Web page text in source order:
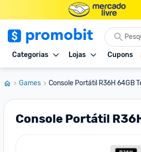
Categorias Lojas Cupons
Games Console Portátil R36H 64GB
Console Portátil